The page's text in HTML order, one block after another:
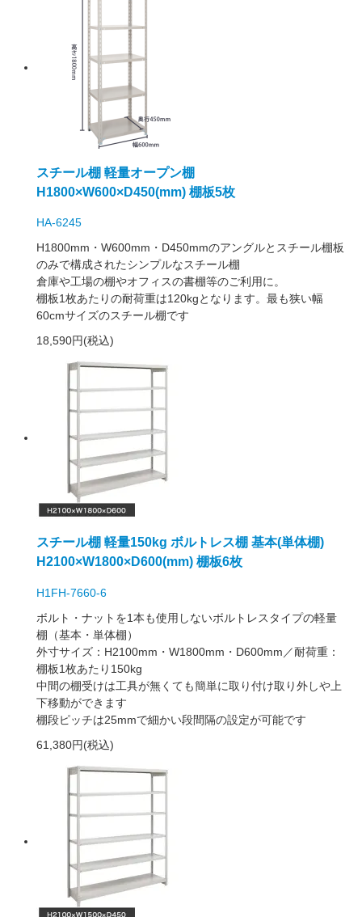
スチール棚 軽量オープン棚
H1800×W600×D450(mm) 棚板5枚
HA-6245
H1800mm・W600mm・D450mmのアングルとスチール棚板
のみで構成されたシンプルなスチール棚
倉庫や工場の棚やオフィスの書棚等のご利用に。
棚板1枚あたりの耐荷重は120kgとなります。最も狭い幅
60cmサイズのスチール棚です
18,590円(税込)
スチール棚 軽量150kg ボルトレス棚 基本(単体棚)
H2100×W1800×D600(mm) 棚板6枚
H1FH-7660-6
ボルト・ナットを1本も使用しないボルトレスタイプの軽量
棚（基本・単体棚）
外寸サイズ：H2100mm・W1800mm・D600mm／耐荷重：
棚板1枚あたり150kg
中間の棚受けは工具が無くても簡単に取り付け取り外しや上
下移動ができます
棚段ピッチは25mmで細かい段間隔の設定が可能です
61,380円(税込)